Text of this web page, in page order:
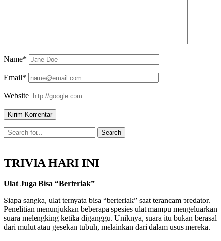
Name*
Email*
Website
TRIVIA HARI INI
Ulat Juga Bisa “Berteriak”
Siapa sangka, ulat ternyata bisa “berteriak” saat terancam predator.
Penelitian menunjukkan beberapa spesies ulat mampu mengeluarkan
suara melengking ketika diganggu. Uniknya, suara itu bukan berasal
dari mulut atau gesekan tubuh, melainkan dari dalam usus mereka.